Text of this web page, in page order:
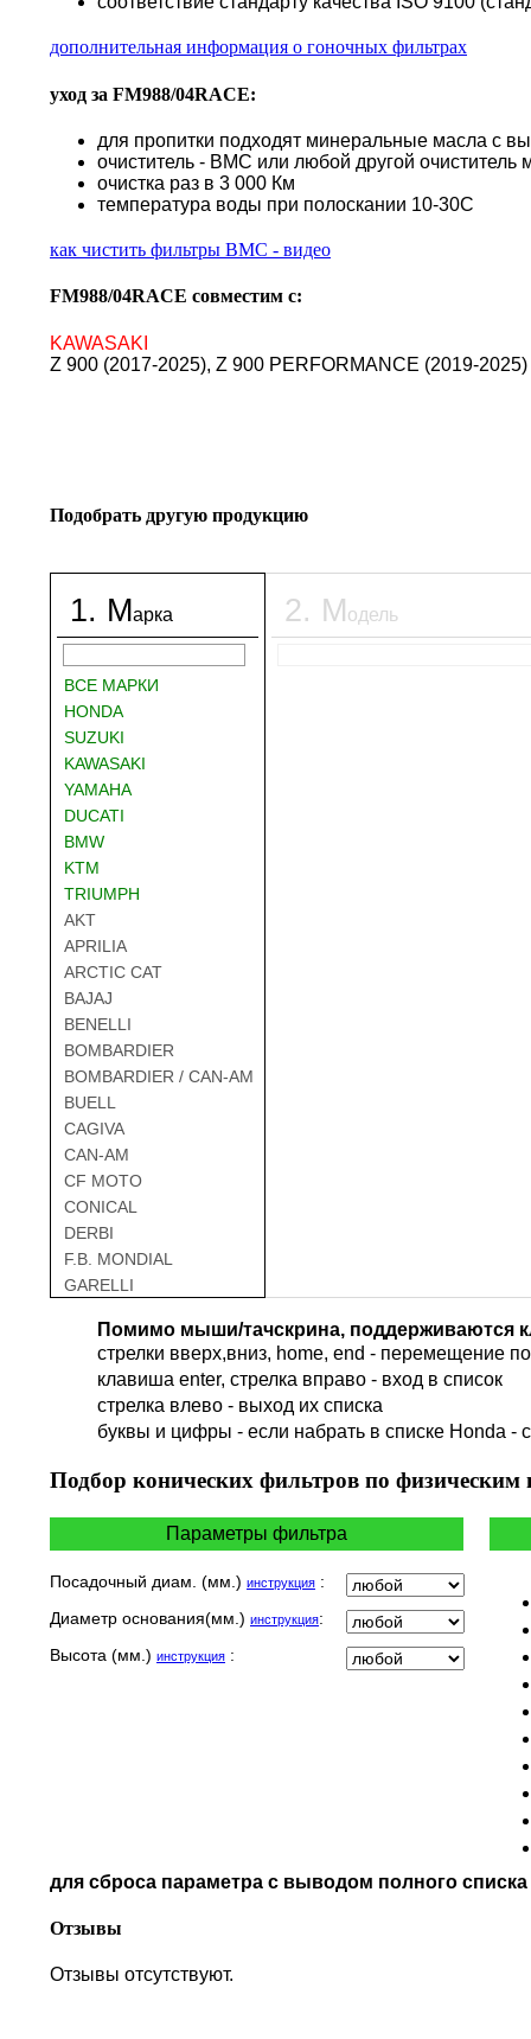
дополнительная информация о гоночных фильтрах
уход за FM988/04RACE:
для пропитки подходят минеральные масла с
очиститель - BMC или любой другой
очистка раз в 3 000 Км
температура воды при полоскании 10-30С
как чистить фильтры BMC - видео
FM988/04RACE совместим с:
KAWASAKI
Z 900 (2017-2025), Z 900 PERFORMANCE (2019-2025)
Подобрать другую продукцию
1. Марка
ВСЕ МАРКИ
HONDA
SUZUKI
KAWASAKI
YAMAHA
DUCATI
BMW
KTM
TRIUMPH
AKT
APRILIA
ARCTIC CAT
BAJAJ
BENELLI
BOMBARDIER
BOMBARDIER / CAN-AM
BUELL
CAGIVA
CAN-AM
CF MOTO
CONICAL
DERBI
F.B. MONDIAL
GARELLI
GILERA
HARLEY DAVIDSON
HERO
HUSQVARNA
INDIAN
KEEWAY
MBK
MOTO GUZZI
TVS
2. Модель
Помимо мыши/тачскрина, поддерживаются
стрелки вверх,вниз, home, end - перемещение
клавиша enter, стрелка вправо - вход в список
cтрелка влево - выход их списка
буквы и цифры - если набрать в списке Honda -
Подбор конических фильтров по физическим
Параметры фильтра
Посадочный диам. (мм.) инструкция :
Диаметр основания(мм.) инструкция:
Высота (мм.) инструкция :
для сброса параметра с выводом полного
Отзывы
Отзывы отсутствуют.